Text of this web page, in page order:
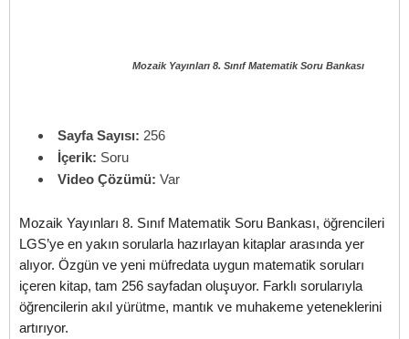
Mozaik Yayınları 8. Sınıf Matematik Soru Bankası
Sayfa Sayısı: 256
İçerik: Soru
Video Çözümü: Var
Mozaik Yayınları 8. Sınıf Matematik Soru Bankası, öğrencileri
LGS’ye en yakın sorularla hazırlayan kitaplar arasında yer
alıyor. Özgün ve yeni müfredata uygun matematik soruları
içeren kitap, tam 256 sayfadan oluşuyor. Farklı sorularıyla
öğrencilerin akıl yürütme, mantık ve muhakeme yeteneklerini
artırıyor.